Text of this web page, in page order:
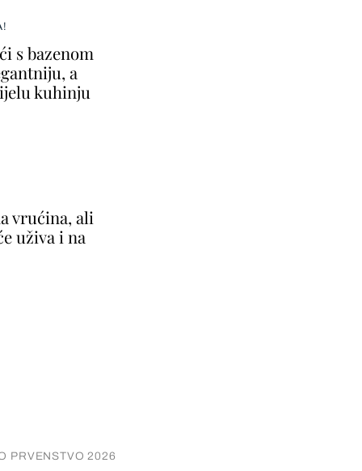
s bazenom
a
kuhinju
vrućina, ali
uživa i na
PRVENSTVO 2026